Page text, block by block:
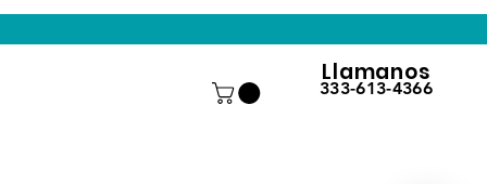
Llamanos
333-613-4366